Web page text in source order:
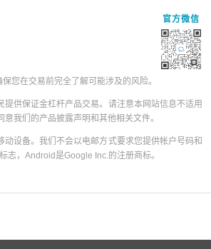
官方微信
您在交易前完全了解可能涉及的风险。
供保证金杠杆产品交易。请注意本网站信息不适用
我们的产品披露声明和其他相关文件。
设备。我们不会以电邮方式要求您提供帐户号码和
，Android是Google Inc.的注册商标。